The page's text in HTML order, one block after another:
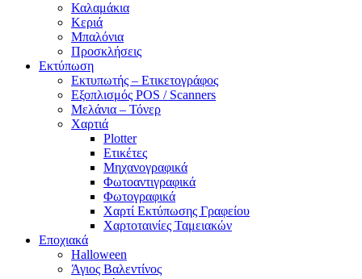
Καλαμάκια
Κεριά
Μπαλόνια
Προσκλήσεις
Εκτύπωση
Εκτυπωτής – Ετικετογράφος
Εξοπλισμός POS / Scanners
Μελάνια – Τόνερ
Χαρτιά
Plotter
Ετικέτες
Μηχανογραφικά
Φωτοαντιγραφικά
Φωτογραφικά
Χαρτί Εκτύπωσης Γραφείου
Χαρτοταινίες Ταμειακών
Εποχιακά
Halloween
Άγιος Βαλεντίνος